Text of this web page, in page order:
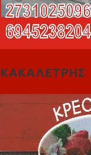
ΚΑΚΑΛΕΤΡΗΣ